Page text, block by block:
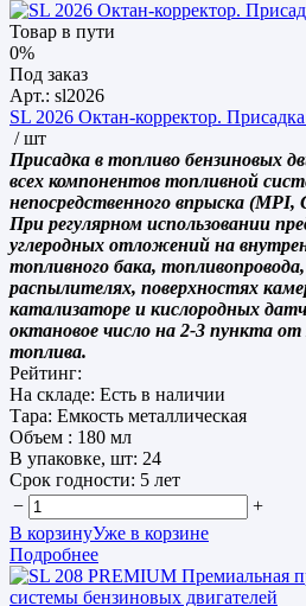
Товар в пути
0%
Под заказ
Арт.: sl2026
SL 2026 Октан-корректор.
/ шт
Присадка в топливо бензиновых
всех компонентов топливной
непосредственного впрыска
При регулярном использовании
углеродных отложений на
топливного бака,
распылителях, поверхностях
катализаторе и кислородных
октановое число на 2-3 пункта от
топлива.
Рейтинг:
На складе: Есть в наличии
Тара: Емкость металлическая
Объем : 180 мл
В упаковке, шт: 24
Срок годности: 5 лет
−
+
В корзинуУже в корзине
Подробнее